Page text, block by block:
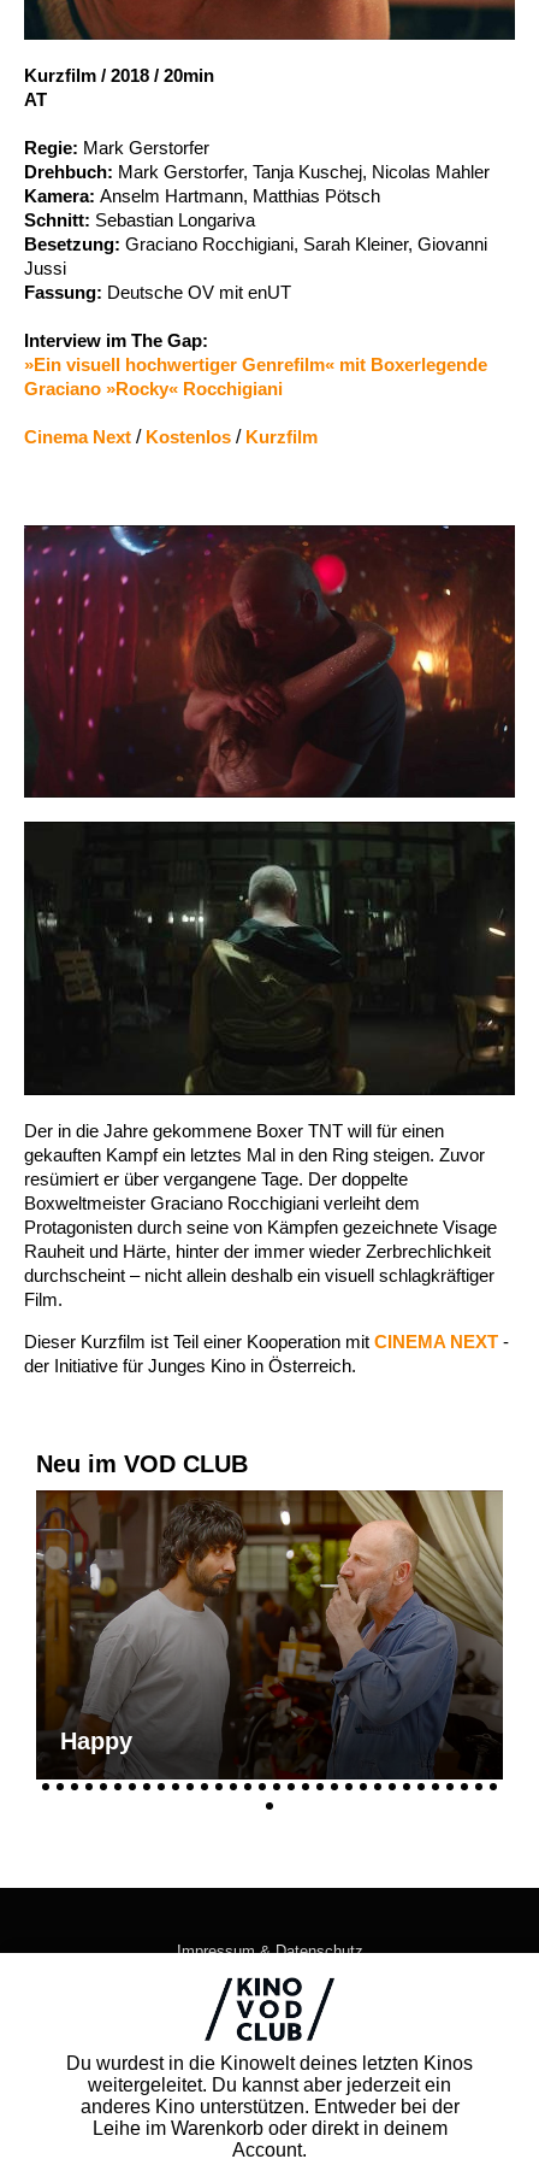
Du wurdest in die Kinowelt deines letzten Kinos
weitergeleitet. Du kannst aber jederzeit ein
anderes Kino unterstützen. Entweder bei der
Leihe im Warenkorb oder direkt in deinem
Account.
Account
Kurzfilm / 2018 / 20min
AT
Regie: Mark Gerstorfer
Drehbuch: Mark Gerstorfer, Tanja Kuschej, Nicolas Mahler
Kamera: Anselm Hartmann, Matthias Pötsch
Schnitt: Sebastian Longariva
Besetzung: Graciano Rocchigiani, Sarah Kleiner, Giovanni
Jussi
Fassung: Deutsche OV mit enUT
Interview im The Gap:
»Ein visuell hochwertiger Genrefilm« mit Boxerlegende
Graciano »Rocky« Rocchigiani
Cinema Next / Kostenlos / Kurzfilm
Der in die Jahre gekommene Boxer TNT will für einen
gekauften Kampf ein letztes Mal in den Ring steigen. Zuvor
resümiert er über vergangene Tage. Der doppelte
Boxweltmeister Graciano Rocchigiani verleiht dem
Protagonisten durch seine von Kämpfen gezeichnete Visage
Rauheit und Härte, hinter der immer wieder Zerbrechlichkeit
durchscheint – nicht allein deshalb ein visuell schlagkräftiger
Film.
Dieser Kurzfilm ist Teil einer Kooperation mit CINEMA NEXT -
der Initiative für Junges Kino in Österreich.
Neu im VOD CLUB
Happy
Impressum & Datenschutz
AGB
Kontakt
FAQ
Newsletter
Partner